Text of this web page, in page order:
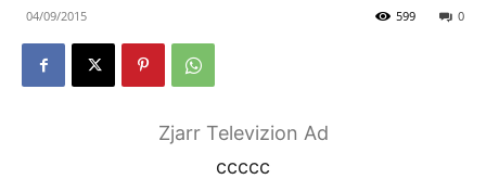
04/09/2015 0
599
Zjarr Televizion Ad
ccccc